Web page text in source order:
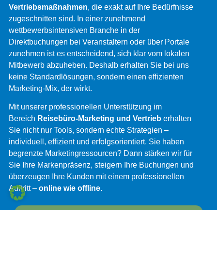
Vertriebsmaßnahmen, die exakt auf Ihre Bedürfnisse
zugeschnitten sind. In einer zunehmend
wettbewerbsintensiven Branche in der
Direktbuchungen bei Veranstaltern oder über Portale
zunehmen ist es entscheidend, sich klar vom lokalen
Mitbewerb abzuheben. Deshalb erhalten Sie bei uns
keine Standardlösungen, sondern einen effizienten
Marketing-Mix, der wirkt.
Mit unserer professionellen Unterstützung im
Bereich Reisebüro-Marketing und Vertrieberhalten
Sie nicht nur Tools, sondern echte Strategien –
individuell, effizient und erfolgsorientiert. Sie haben
begrenzte Marketingressourcen? Dann stärken wir für
Sie Ihre Markenpräsenz, steigern Ihre Buchungen und
überzeugen Ihre Kunden mit einem professionellen
Auftritt – online wie offline.